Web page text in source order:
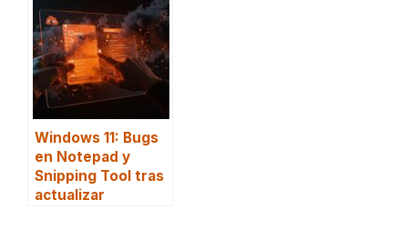
Windows 11: Bugs
en Notepad y
Snipping Tool tras
actualizar